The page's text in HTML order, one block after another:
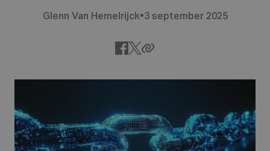
Glenn Van Hemelrijck•3 september 2025